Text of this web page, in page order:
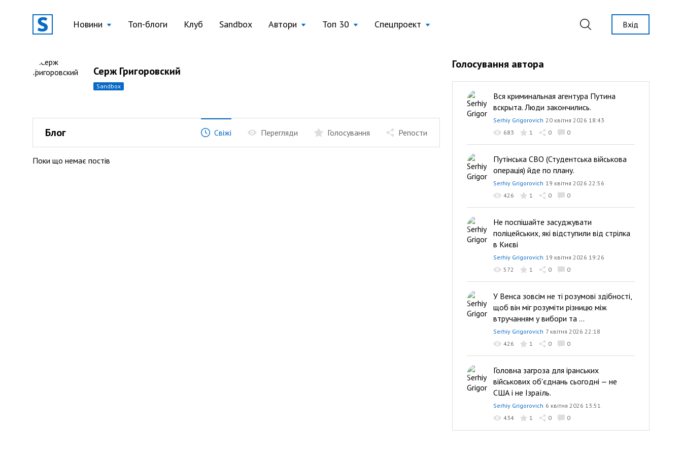
Новини Топ-блоги Клуб Sandbox Автори Топ 30 Спецпроект Вхід
Серж Григоровский
sandbox
Блог Свіжі Перегляди Голосування Репости
Поки що немає постів
Голосування автора
Вся криминальная агентура Путина
вскрыта. Люди закончились.
Serhiy Grigorovich 20 квітня 2026 18:43
683
1 0 0
Путінська СВО (Студентська військова
операція) йде по плану.
Serhiy Grigorovich 19 квітня 2026 22:56
426
1 0 0
Не поспішайте засуджувати
поліцейських, які відступили від стрілка
в Києві
Serhiy Grigorovich 19 квітня 2026 19:26
572
1 0 0
У Венса зовсім не ті розумові здібності,
щоб він міг розуміти різницю між
втручанням у вибори та ...
Serhiy Grigorovich 7 квітня 2026 22:18
426
1 0 0
Головна загроза для іранських
військових об'єднань сьогодні — не
США і не Ізраїль.
Serhiy Grigorovich 6 квітня 2026 13:51
434
1 0 0